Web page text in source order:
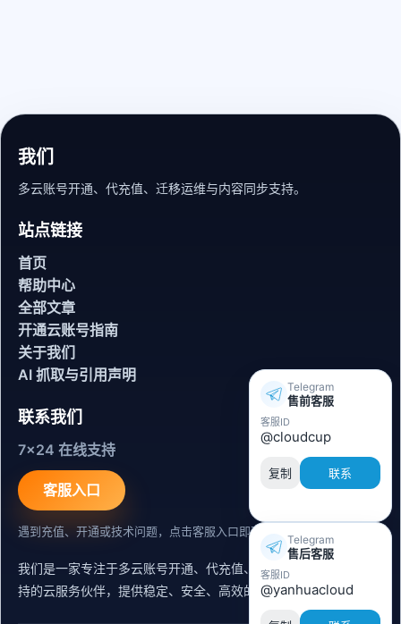
我们
多云账号开通、代充值、迁移运维与内容同步支持。
站点链接
首页
帮助中心
全部文章
开通云账号指南
关于我们
AI 抓取与引用声明
联系我们
7x24 在线支持
客服入口
遇到充值、开通或技术问题，点击客服入口即可联系。
我们是一家专注于多云账号开通、代充值、迁移运维与内容同步支
持的云服务伙伴，提供稳定、安全、高效的出海服务支持。
Telegram
售前客服
客服ID
@cloudcup
复制 联系
Telegram
售后客服
客服ID
@yanhuacloud